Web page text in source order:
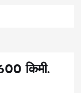
किमी.